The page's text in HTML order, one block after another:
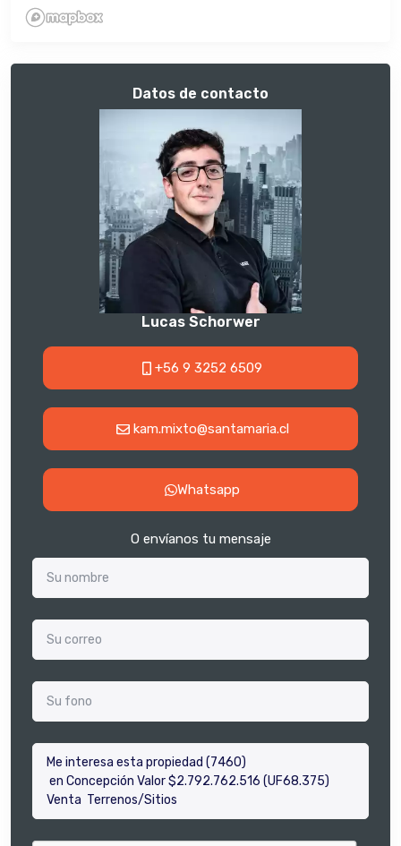
Datos de contacto
Lucas Schorwer
+56 9 3252 6509
kam.mixto@santamaria.cl
Whatsapp
O envíanos tu mensaje